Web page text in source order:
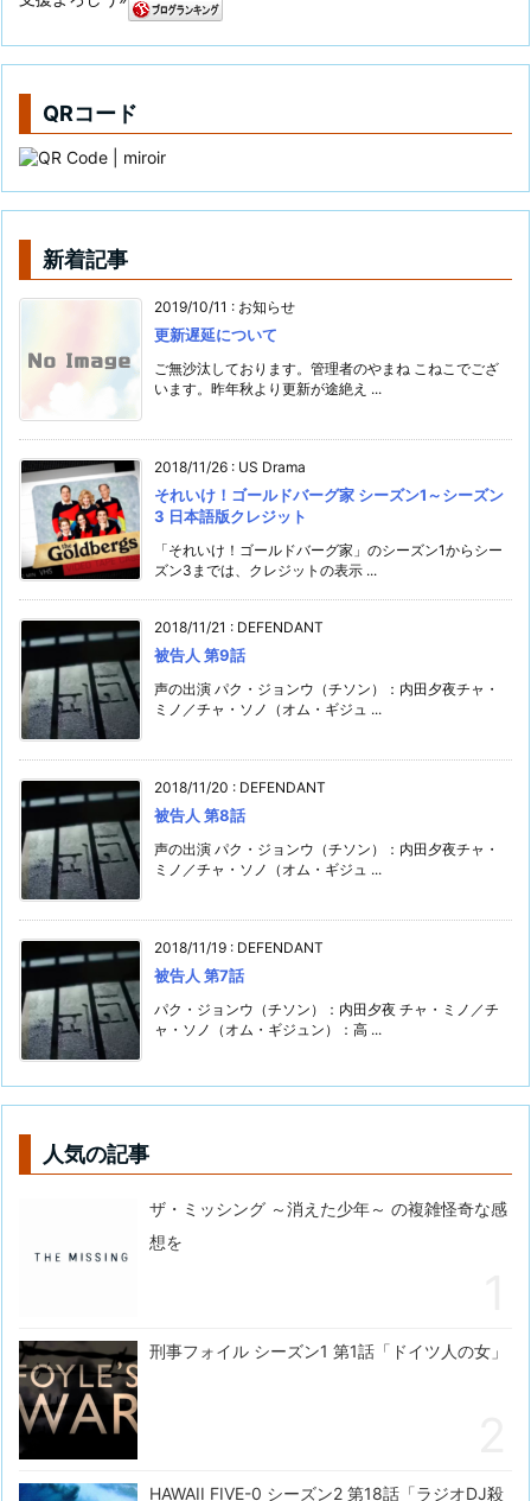
QRコード
新着記事
2019/10/11 : お知らせ
更新遅延について
ご無沙汰しております。管理者のやまね こねこでござ
います。昨年秋より更新が途絶え ...
2018/11/26 : US Drama
それいけ！ゴールドバーグ家 シーズン1～シーズン
3 日本語版クレジット
「それいけ！ゴールドバーグ家」のシーズン1からシー
ズン3までは、クレジットの表示 ...
2018/11/21 : DEFENDANT
被告人 第9話
声の出演 パク・ジョンウ（チソン）：内田夕夜チャ・
ミノ／チャ・ソノ（オム・ギジュ ...
2018/11/20 : DEFENDANT
被告人 第8話
声の出演 パク・ジョンウ（チソン）：内田夕夜チャ・
ミノ／チャ・ソノ（オム・ギジュ ...
2018/11/19 : DEFENDANT
被告人 第7話
パク・ジョンウ（チソン）：内田夕夜 チャ・ミノ／チ
ャ・ソノ（オム・ギジュン）：高 ...
人気の記事
ザ・ミッシング ～消えた少年～ の複雑怪奇な感
想を
刑事フォイル シーズン1 第1話「ドイツ人の女」
HAWAII FIVE-0 シーズン2 第18話「ラジオDJ殺